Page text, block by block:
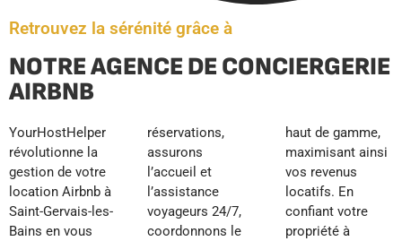
Retrouvez la sérénité grâce à
NOTRE AGENCE DE CONCIERGERIE
AIRBNB
YourHostHelper
révolutionne la
gestion de votre
location Airbnb à
Saint-Gervais-les-
Bains en vous
réservations,
assurons
l’accueil et
l’assistance
voyageurs 24/7,
coordonnons le
haut de gamme,
maximisant ainsi
vos revenus
locatifs. En
confiant votre
propriété à